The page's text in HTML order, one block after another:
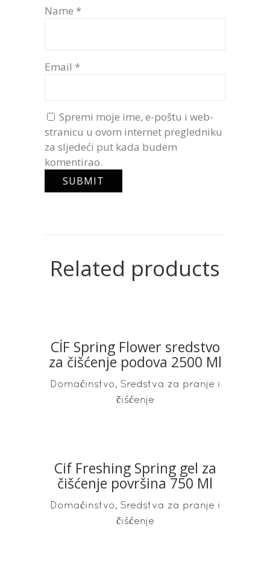
Name *
Email *
Spremi moje ime, e-poštu i web-
stranicu u ovom internet pregledniku
za sljedeći put kada budem
komentirao.
Related products
READ MORE
CİF Spring Flower sredstvo
za čišćenje podova 2500 Ml
Domaćinstvo, Sredstva za pranje i
čišćenje
READ MORE
Cif Freshing Spring gel za
čišćenje površina 750 Ml
Domaćinstvo, Sredstva za pranje i
čišćenje